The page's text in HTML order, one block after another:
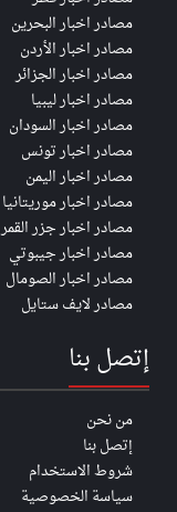
مصادر اخبار البحرين
مصادر اخبار الأردن
مصادر اخبار الجزائر
مصادر اخبار ليبيا
مصادر اخبار السودان
مصادر اخبار تونس
مصادر اخبار اليمن
مصادر اخبار موريتانيا
مصادر اخبار جزر القمر
مصادر اخبار جيبوتي
مصادر اخبار الصومال
مصادر لايف ستايل
إتصل بنا
من نحن
إتصل بنا
شروط الاستخدام
سياسة الخصوصية